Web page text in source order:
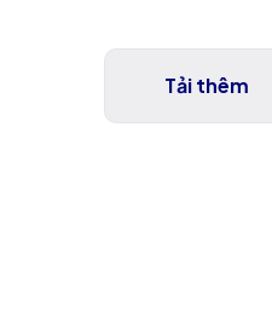
Tải thêm